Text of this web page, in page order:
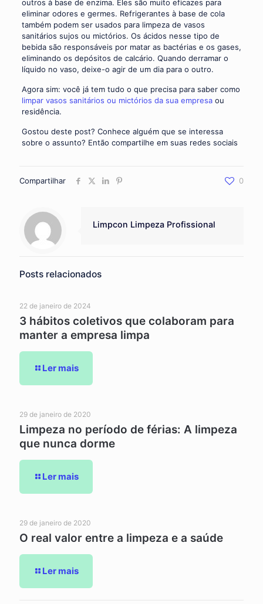
outros à base de enzima. Eles são muito eficazes para
eliminar odores e germes. Refrigerantes à base de cola
também podem ser usados para limpeza de vasos
sanitários sujos ou mictórios. Os ácidos nesse tipo de
bebida são responsáveis por matar as bactérias e os gases,
eliminando os depósitos de calcário. Quando derramar o
líquido no vaso, deixe-o agir de um dia para o outro.
Agora sim: você já tem tudo o que precisa para saber como
limpar vasos sanitários ou mictórios da sua empresaou
residência.
Gostou deste post? Conhece alguém que se interessa
sobre o assunto? Então compartilhe em suas redes sociais
Compartilhar 0
Limpcon Limpeza Profissional
Posts relacionados
22 de janeiro de 2024
3 hábitos coletivos que colaboram para
manter a empresa limpa
Ler mais
29 de janeiro de 2020
Limpeza no período de férias: A limpeza
que nunca dorme
Ler mais
29 de janeiro de 2020
O real valor entre a limpeza e a saúde
Ler mais